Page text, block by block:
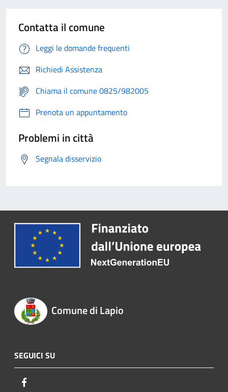
Contatta il comune
Leggi le domande frequenti
Richiedi Assistenza
Chiama il comune 0825/982005
Prenota un appuntamento
Problemi in città
Segnala disservizio
Comune di Lapio
SEGUICI SU